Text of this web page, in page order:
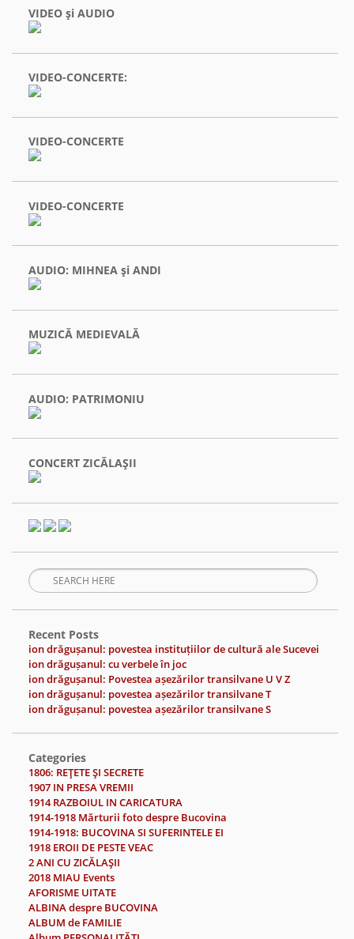
VIDEO şi AUDIO
VIDEO-CONCERTE:
VIDEO-CONCERTE
VIDEO-CONCERTE
AUDIO: MIHNEA şi ANDI
MUZICĂ MEDIEVALĂ
AUDIO: PATRIMONIU
CONCERT ZICĂLAŞII
Recent Posts
ion drăgușanul: povestea instituțiilor de cultură ale Sucevei
ion drăgușanul: cu verbele în joc
ion drăgușanul: Povestea așezărilor transilvane U V Z
ion drăgușanul: povestea așezărilor transilvane T
ion drăgușanul: povestea așezărilor transilvane S
Categories
1806: REŢETE ŞI SECRETE
1907 IN PRESA VREMII
1914 RAZBOIUL IN CARICATURA
1914-1918 Mărturii foto despre Bucovina
1914-1918: BUCOVINA SI SUFERINTELE EI
1918 EROII DE PESTE VEAC
2 ANI CU ZICĂLAŞII
2018 MIAU Events
AFORISME UITATE
ALBINA despre BUCOVINA
ALBUM de FAMILIE